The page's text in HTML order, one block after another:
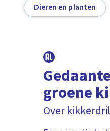
Dieren en planten
groene
Over